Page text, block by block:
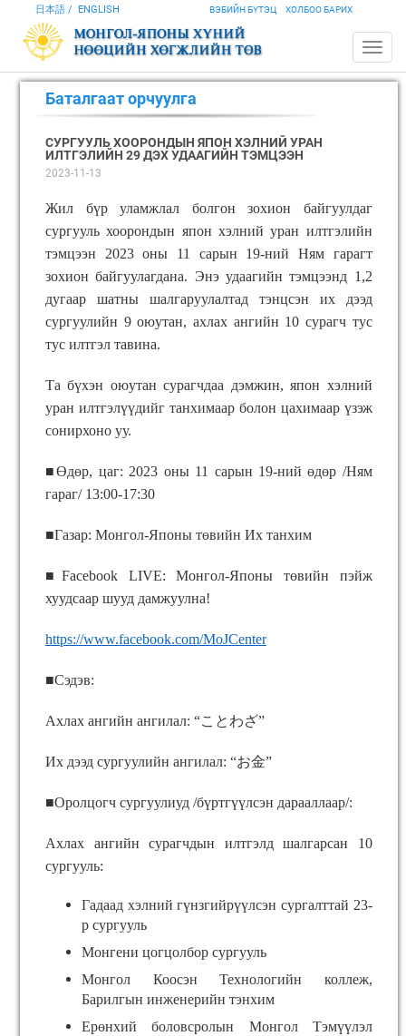
ВЭБИЙН БҮТЭЦ ХОЛБОО БАРИХ
日本語 ENGLISH
Баталгаат орчуулга
СУРГУУЛЬ ХООРОНДЫН ЯПОН ХЭЛНИЙ УРАН
ИЛТГЭЛИЙН 29 ДЭХ УДААГИЙН ТЭМЦЭЭН
2023-11-13
Жил бүр уламжлал болгон зохион байгуулдаг
сургууль хоорондын япон хэлний уран илтгэлийн
тэмцээн 2023 оны 11 сарын 19-ний Ням гарагт
зохион байгуулагдана. Энэ удаагийн тэмцээнд 1,2
дугаар шатны шалгаруулалтад тэнцсэн их дээд
сургуулийн 9 оюутан, ахлах ангийн 10 сурагч тус
тус илтгэл тавина.
Та бүхэн оюутан сурагчдаа дэмжин, япон хэлний
уран илтгэлүүдийг танхимаар болон цахимаар үзэж
сонирхоно уу.
■Өдөр, цаг: 2023 оны 11 сарын 19-ний өдөр /Ням
гараг/ 13:00-17:30
■Газар: Монгол-Японы төвийн Их танхим
■Facebook LIVE: Монгол-Японы төвийн пэйж
хуудсаар шууд дамжуулна!
https://www.facebook.com/MoJCenter
■Сэдэв:
Ахлах ангийн ангилал: “ことわざ”
Их дээд сургуулийн ангилал: “お金”
■Оролцогч сургуулиуд /бүртгүүлсэн дарааллаар/:
Ахлах ангийн сурагчдын илтгэлд шалгарсан 10
сургууль:
Гадаад хэлний гүнзгийрүүлсэн сургалттай 23-
р сургууль
Монгени цогцолбор сургууль
Монгол Коосэн Технологийн коллеж,
Барилгын инженерийн тэнхим
Ерөнхий боловсролын Монгол Тэмүүлэл